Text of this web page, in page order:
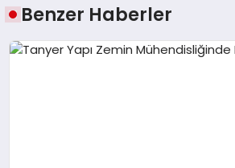
Benzer Haberler